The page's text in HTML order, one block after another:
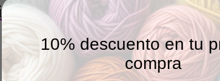
de Katia
10% descuento en tu
compra